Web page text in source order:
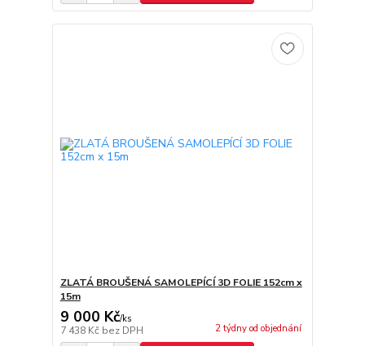
ZLATÁ BROUŠENÁ SAMOLEPÍCÍ 3D FOLIE 152cm x
15m
9 000 Kč/ks
7 438 Kč bez DPH 2 týdny od objednání